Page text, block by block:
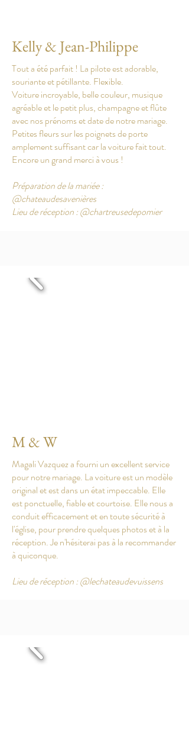
Kelly & Jean-Philippe
Tout a été parfait ! La pilote est adorable,
souriante et pétillante. Flexible.
Voiture incroyable, belle couleur, musique
agréable et le petit plus, champagne et flûte
avec nos prénoms et date de notre mariage.
Petites fleurs sur les poignets de porte
amplement suffisant car la voiture fait tout.
Encore un grand merci à vous !
Préparation de la mariée :
@chateaudesavenières
Lieu de réception : @chartreusedepomier
M & W
Magali Vazquez a fourni un excellent service
pour notre mariage. La voiture est un modèle
original et est dans un état impeccable. Elle
est ponctuelle, fiable et courtoise. Elle nous a
conduit efficacement et en toute sécurité à
l'église, pour prendre quelques photos et à la
réception. Je n'hésiterai pas à la recommander
à quiconque.
Lieu de réception : @lechateaudevuissens